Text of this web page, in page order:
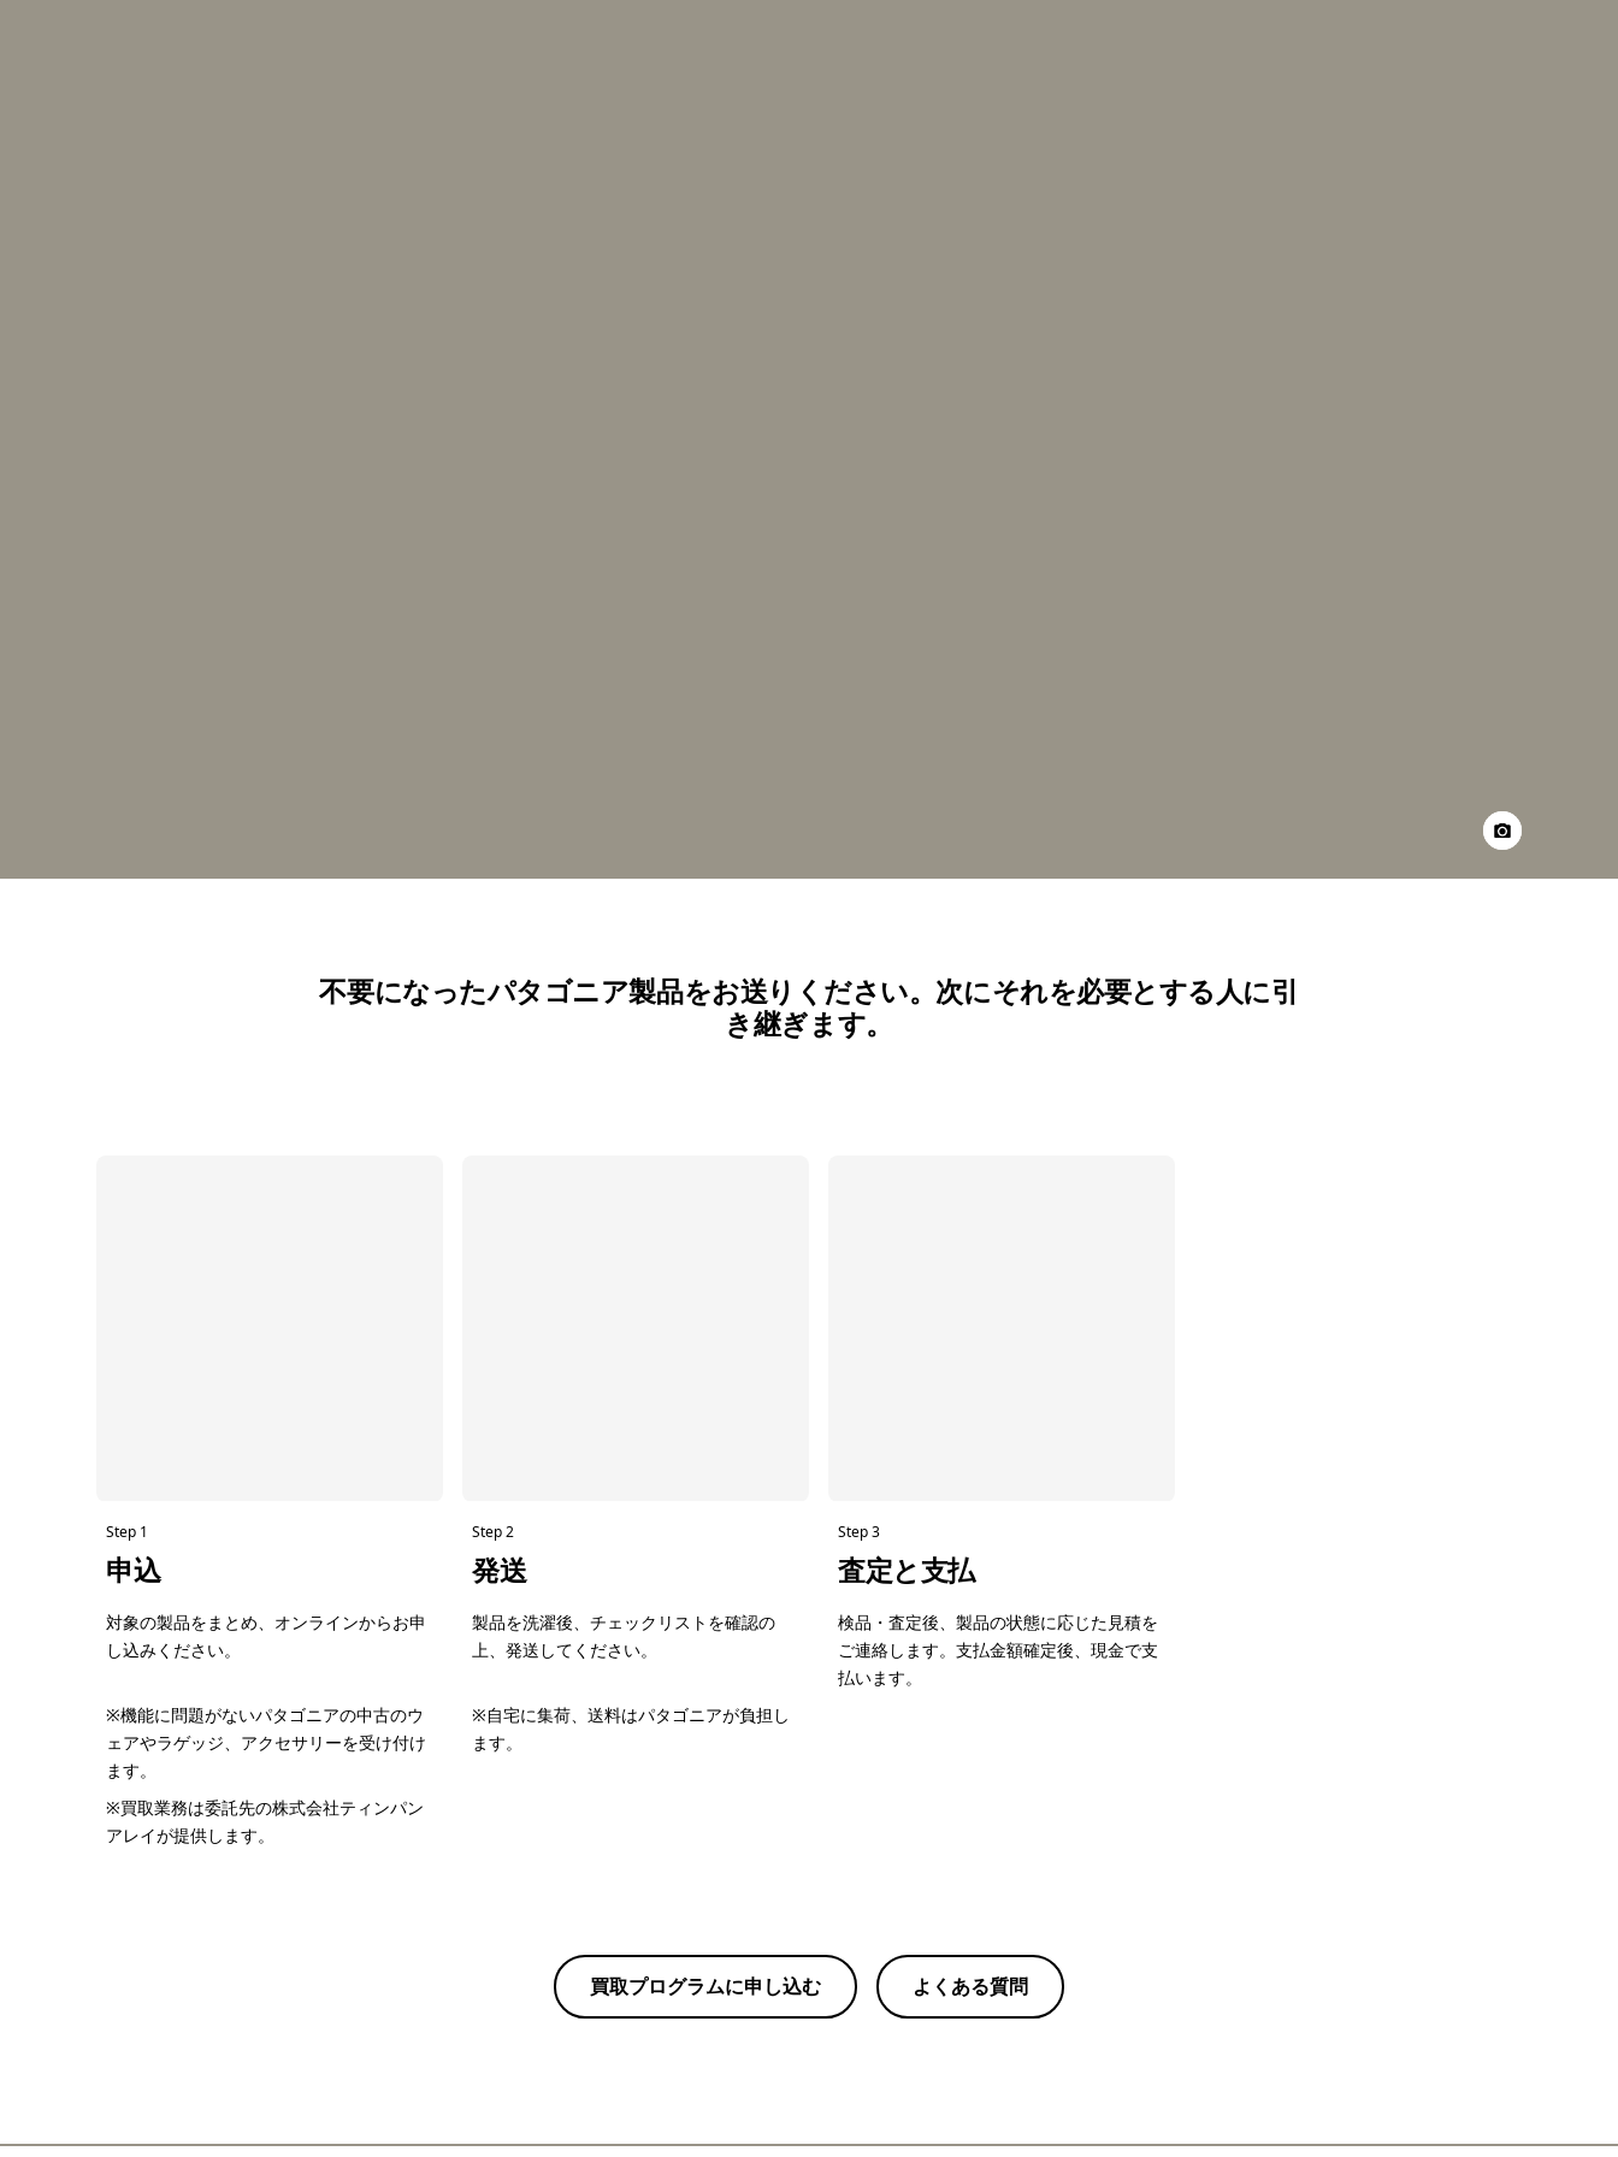
不要になったパタゴニア製品をお送りください。次にそれを必要とする人に引
き継ぎます。
Step 1
申込
対象の製品をまとめ、オンラインからお申
し込みください。
※機能に問題がないパタゴニアの中古のウ
ェアやラゲッジ、アクセサリーを受け付け
ます。
※買取業務は委託先の株式会社ティンパン
アレイが提供します。
Step 2
発送
製品を洗濯後、チェックリストを確認の
上、発送してください。
※自宅に集荷、送料はパタゴニアが負担し
ます。
Step 3
査定と支払
検品・査定後、製品の状態に応じた見積を
ご連絡します。支払金額確定後、現金で支
払います。
買取プログラムに申し込む よくある質問